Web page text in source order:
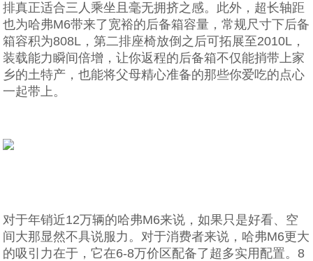
排真正适合三人乘坐且毫无拥挤之感。此外，超长轴距
也为哈弗M6带来了宽裕的后备箱容量，常规尺寸下后备
箱容积为808L，第二排座椅放倒之后可拓展至2010L，
装载能力瞬间倍增，让你返程的后备箱不仅能捎带上家
乡的土特产，也能将父母精心准备的那些你爱吃的点心
一起带上。
对于年销近12万辆的哈弗M6来说，如果只是好看、空
间大那显然不具说服力。对于消费者来说，哈弗M6更大
的吸引力在于，它在6-8万价区配备了超多实用配置。8